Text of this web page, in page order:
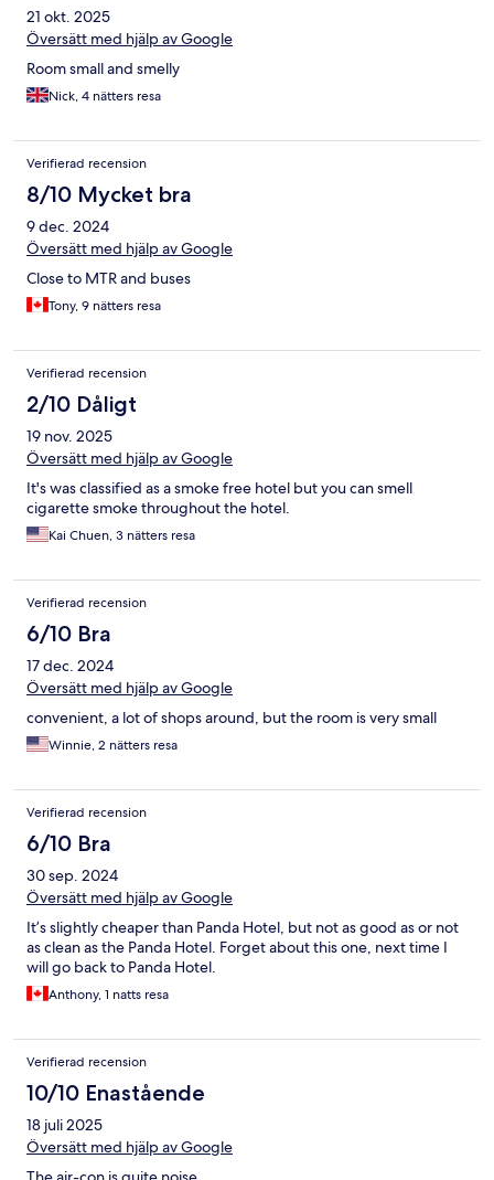
21 okt. 2025
Översätt med hjälp av Google
Room small and smelly
Nick, 4 nätters resa
Verifierad recension
8/10 Mycket bra
9 dec. 2024
Översätt med hjälp av Google
Close to MTR and buses
Tony, 9 nätters resa
Verifierad recension
2/10 Dåligt
19 nov. 2025
Översätt med hjälp av Google
It's was classified as a smoke free hotel but you can smell
cigarette smoke throughout the hotel.
Kai Chuen, 3 nätters resa
Verifierad recension
6/10 Bra
17 dec. 2024
Översätt med hjälp av Google
convenient, a lot of shops around, but the room is very small
Winnie, 2 nätters resa
Verifierad recension
6/10 Bra
30 sep. 2024
Översätt med hjälp av Google
It’s slightly cheaper than Panda Hotel, but not as good as or not
as clean as the Panda Hotel. Forget about this one, next time I
will go back to Panda Hotel.
Anthony, 1 natts resa
Verifierad recension
10/10 Enastående
18 juli 2025
Översätt med hjälp av Google